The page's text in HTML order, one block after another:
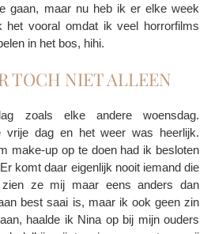
gaan, maar nu heb ik er elke week
vooral omdat ik veel horrorfilms
in het bos, hihi.
TOCH NIET ALLEEN
zoals elke andere woensdag.
vrije dag en het weer was heerlijk.
make-up op te doen had ik besloten
komt daar eigenlijk nooit iemand die
ze mij maar eens anders dan
best saai is, maar ik ook geen zin
haalde ik Nina op bij mijn ouders